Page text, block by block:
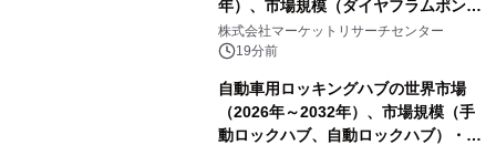
年）、市場規模（ダイヤフラムポン
プ、ペリスタルティックポンプ、その
他）・分析レポートを発表
株式会社マーケットリサーチセンター
19分前
自動車用ロッキングハブの世界市場
（2026年～2032年）、市場規模（手
動ロックハブ、自動ロックハブ）・分